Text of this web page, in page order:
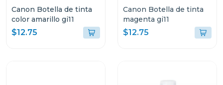
Canon Botella de tinta
color amarillo gi11
$12.75
Canon Botella de tinta
magenta gi11
$12.75